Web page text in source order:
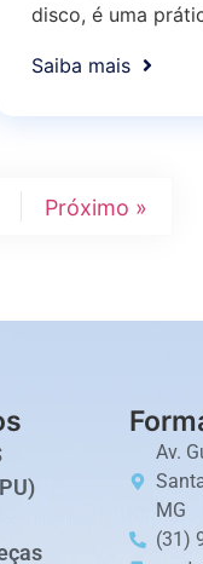
disco, é uma
Saiba mais
Próximo »
Av.
MG
(31)